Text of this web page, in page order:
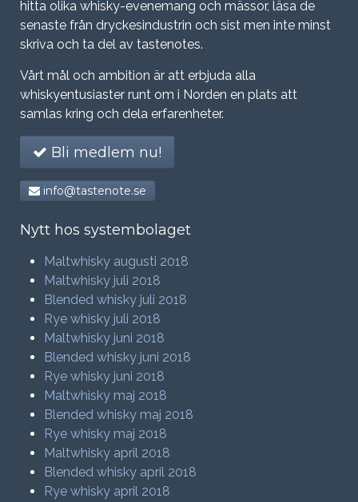
hitta olika whisky-evenemang och mässor, läsa de
senaste från dryckesindustrin och sist men inte minst
skriva och ta del av tastenotes.
Vårt mål och ambition är att erbjuda alla
whiskyentusiaster runt om i Norden en plats att
samlas kring och dela erfarenheter.
Bli medlem nu!
info@tastenote.se
Nytt hos systembolaget
Maltwhisky augusti 2018
Maltwhisky juli 2018
Blended whisky juli 2018
Rye whisky juli 2018
Maltwhisky juni 2018
Blended whisky juni 2018
Rye whisky juni 2018
Maltwhisky maj 2018
Blended whisky maj 2018
Rye whisky maj 2018
Maltwhisky april 2018
Blended whisky april 2018
Rye whisky april 2018